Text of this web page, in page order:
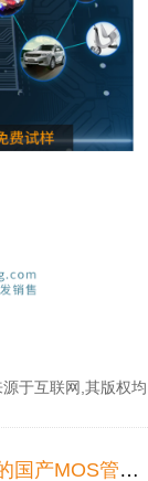
于互联网,其版权均
更适合户外储能电源！